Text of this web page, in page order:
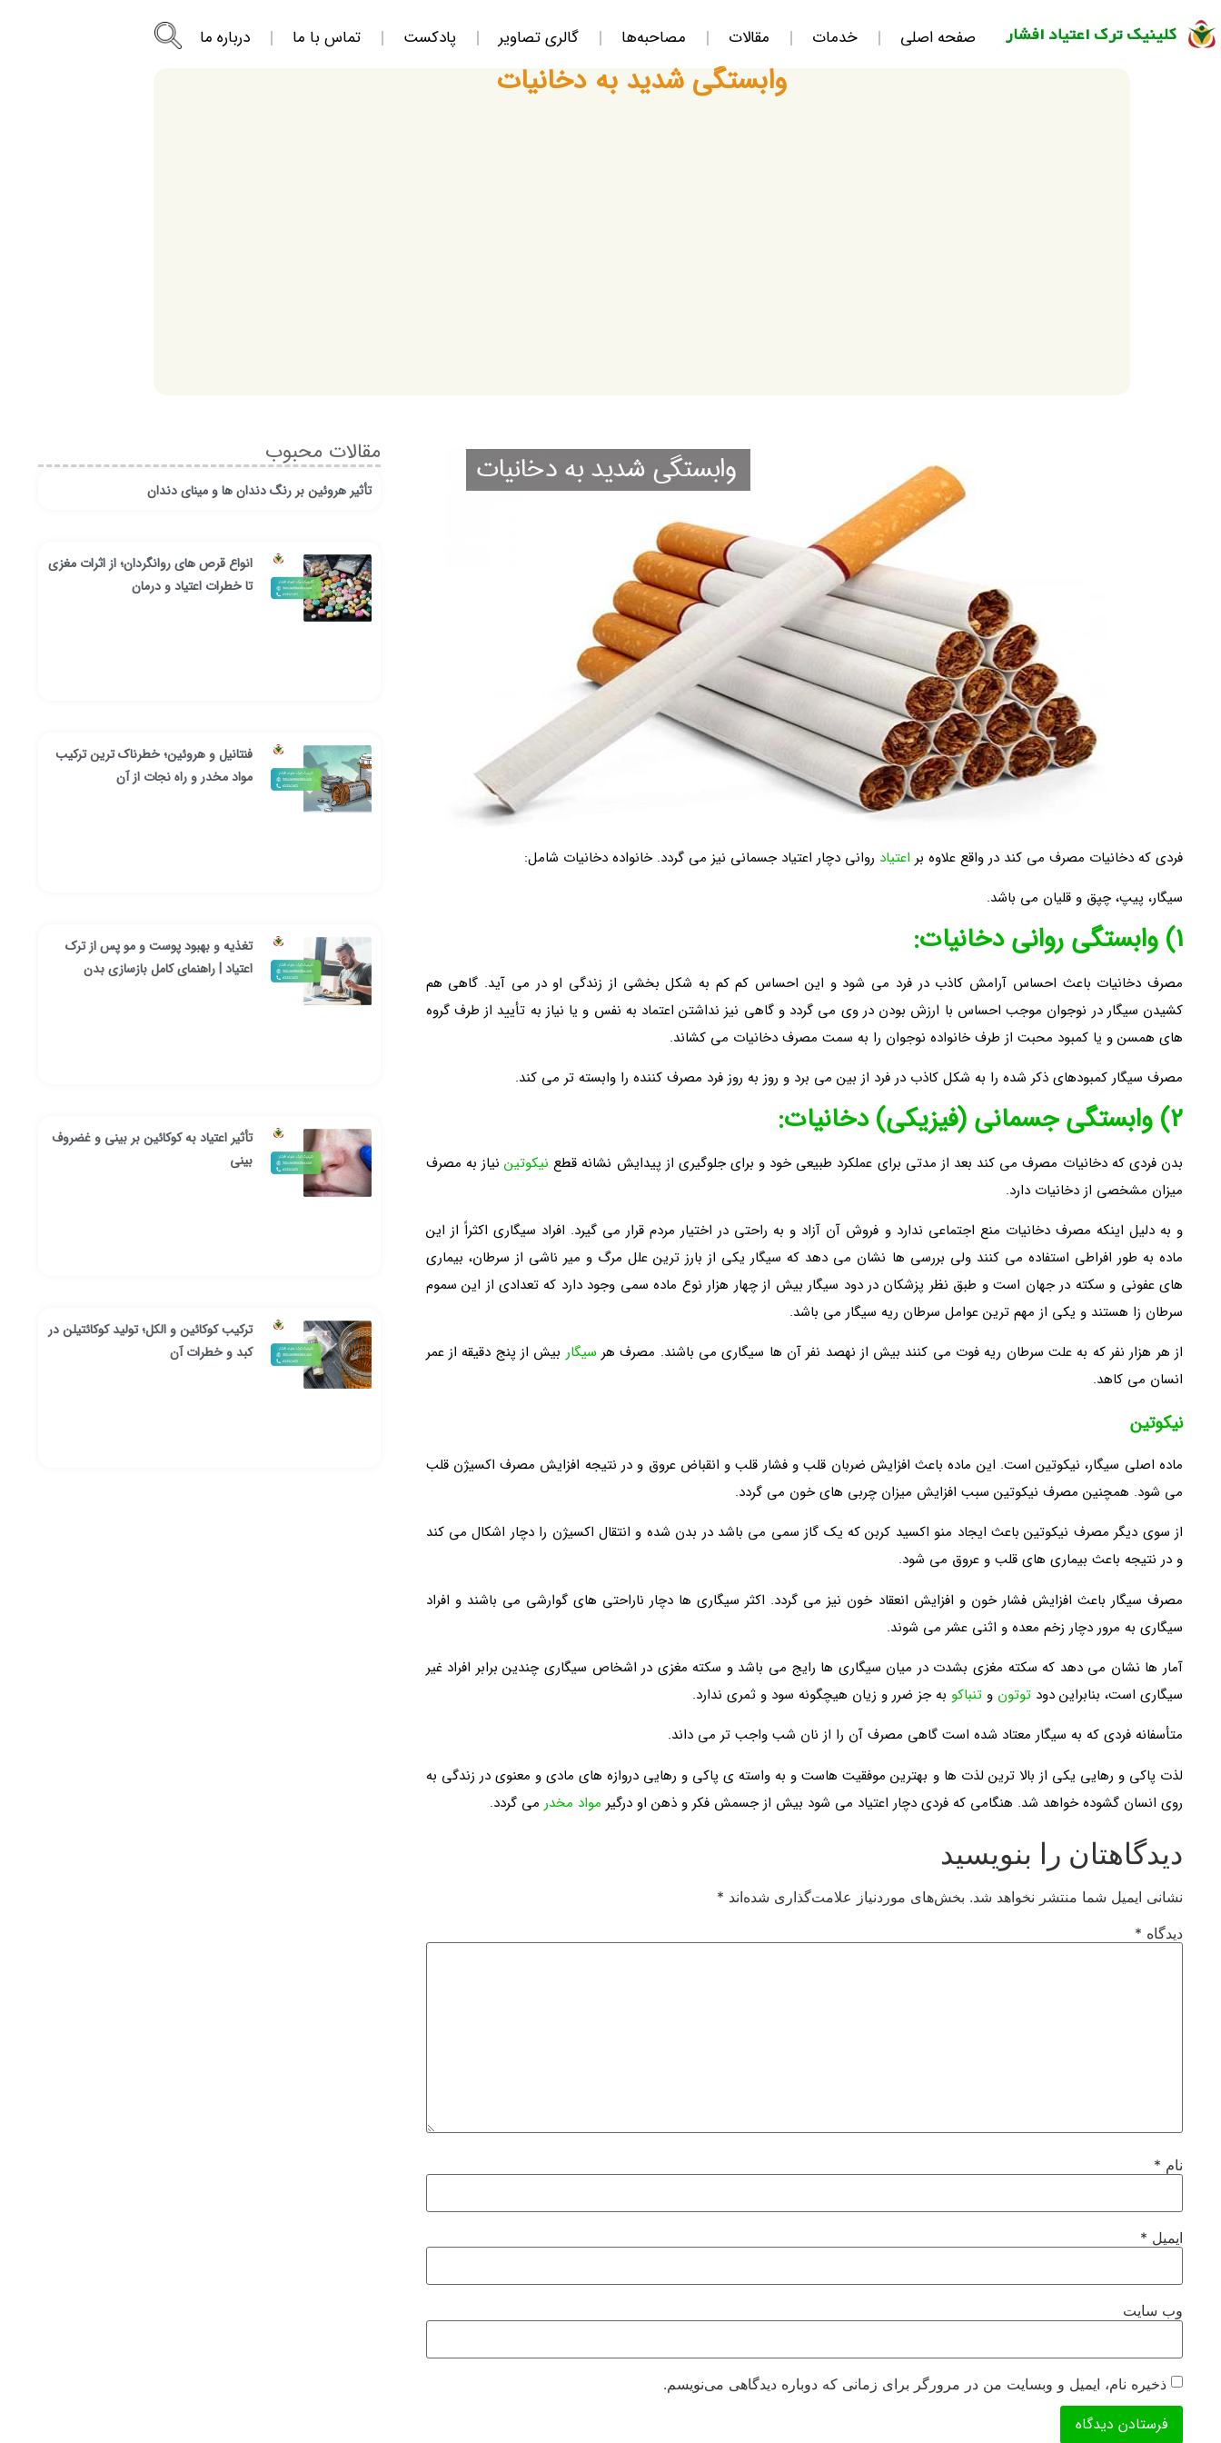
صفحه اصلی خدمات مقالات مصاحبه‌ها گالری تصاویر پادکست تماس با ما درباره ما
وابستگی شدید به دخانیات
فردی که دخانیات مصرف می کند در واقع علاوه بر اعتیاد روانی دچار اعتیاد جسمانی نیز می گردد. خانواده دخانیات شامل:
سیگار، پیپ، چپق و قلیان می باشد.
1) وابستگی روانی دخانیات:
مصرف دخانیات باعث احساس آرامش کاذب در فرد می شود و این احساس کم کم به شکل بخشی از زندگی او در می آید. گاهی هم
کشیدن سیگار در نوجوان موجب احساس با ارزش بودن در وی می گردد و گاهی نیز نداشتن اعتماد به نفس و یا نیاز به تأیید از طرف گروه
های همسن و یا کمبود محبت از طرف خانواده نوجوان را به سمت مصرف دخانیات می کشاند.
مصرف سیگار کمبودهای ذکر شده را به شکل کاذب در فرد از بین می برد و روز به روز فرد مصرف کننده را وابسته تر می کند.
2) وابستگی جسمانی (فیزیکی) دخانیات:
بدن فردی که دخانیات مصرف می کند بعد از مدتی برای عملکرد طبیعی خود و برای جلوگیری از پیدایش نشانه قطع نیکوتیننیاز به مصرف
میزان مشخصی از دخانیات دارد.
و به دلیل اینکه مصرف دخانیات منع اجتماعی ندارد و فروش آن آزاد و به راحتی در اختیار مردم قرار می گیرد. افراد سیگاری اکثراً از این
ماده به طور افراطی استفاده می کنند ولی بررسی ها نشان می دهد که سیگار یکی از بارز ترین علل مرگ و میر ناشی از سرطان، بیماری
های عفونی و سکته در جهان است و طبق نظر پزشکان در دود سیگار بیش از چهار هزار نوع ماده سمی وجود دارد که تعدادی از این سموم
سرطان زا هستند و یکی از مهم ترین عوامل سرطان ریه سیگار می باشد.
از هر هزار نفر که به علت سرطان ریه فوت می کنند بیش از نهصد نفر آن ها سیگاری می باشند. مصرف هر سیگار بیش از پنج دقیقه از عمر
انسان می کاهد.
نیکوتین
ماده اصلی سیگار، نیکوتین است. این ماده باعث افزایش ضربان قلب و فشار قلب و انقباض عروق و در نتیجه افزایش مصرف اکسیژن قلب
می شود. همچنین مصرف نیکوتین سبب افزایش میزان چربی های خون می گردد.
از سوی دیگر مصرف نیکوتین باعث ایجاد منو اکسید کربن که یک گاز سمی می باشد در بدن شده و انتقال اکسیژن را دچار اشکال می کند
و در نتیجه باعث بیماری های قلب و عروق می شود.
مصرف سیگار باعث افزایش فشار خون و افزایش انعقاد خون نیز می گردد. اکثر سیگاری ها دچار ناراحتی های گوارشی می باشند و افراد
سیگاری به مرور دچار زخم معده و اثنی عشر می شوند.
آمار ها نشان می دهد که سکته مغزی بشدت در میان سیگاری ها رایج می باشد و سکته مغزی در اشخاص سیگاری چندین برابر افراد غیر
سیگاری است، بنابراین دود توتون و تنباکو به جز ضرر و زیان هیچگونه سود و ثمری ندارد.
متأسفانه فردی که به سیگار معتاد شده است گاهی مصرف آن را از نان شب واجب تر می داند.
لذت پاکی و رهایی یکی از بالا ترین لذت ها و بهترین موفقیت هاست و به واسته ی پاکی و رهایی دروازه های مادی و معنوی در زندگی به
روی انسان گشوده خواهد شد. هنگامی که فردی دچار اعتیاد می شود بیش از جسمش فکر و ذهن او درگیر مواد مخدر می گردد.
دیدگاهتان را بنویسید
نشانی ایمیل شما منتشر نخواهد شد. بخش‌های موردنیاز علامت‌گذاری شده‌اند *
دیدگاه *
نام *
ایمیل *
وب‌ سایت
ذخیره نام، ایمیل و وبسایت من در مرورگر برای زمانی که دوباره دیدگاهی می‌نویسم.
مقالات محبوب
تأثیر هروئین بر رنگ دندان ها و مینای دندان
انواع قرص های روانگردان؛ از اثرات مغزی
تا خطرات اعتیاد و درمان
فنتانیل و هروئین؛ خطرناک ترین ترکیب
مواد مخدر و راه نجات از آن
تغذیه و بهبود پوست و مو پس از ترک
اعتیاد | راهنمای کامل بازسازی بدن
تأثیر اعتیاد به کوکائین بر بینی و غضروف
بینی
ترکیب کوکائین و الکل؛ تولید کوکائتیلن در
کبد و خطرات آن